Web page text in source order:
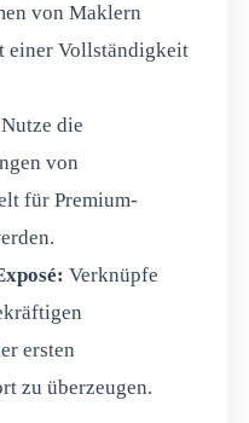
von Maklern
einer Vollständigkeit
Nutze die
von
für Premium-
Verknüpfe
ersten
zu überzeugen.